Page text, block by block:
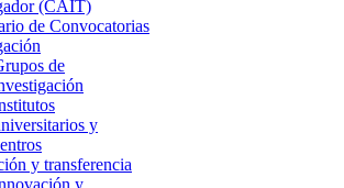
(CAIT)
de Convocatorias
de
y
y transferencia